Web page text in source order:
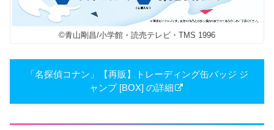
©青山剛昌/小学館・読売テレビ・TMS 1996
「名探偵コナン」【再販】トレーディング缶バッジ ジ
ャンプ [BOX] の詳細